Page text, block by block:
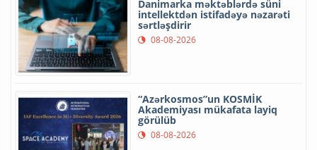
Danimarka məktəblərdə süni
intellektdən istifadəyə nəzarəti
sərtləşdirir
08-08-2026
“Azərkosmos”un KOSMİK
Akademiyası mükafata layiq
görülüb
08-08-2026